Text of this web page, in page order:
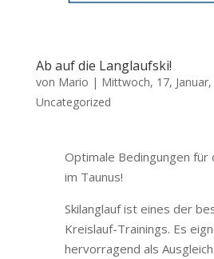
Ab auf die Langlaufski!
von Mario | Mittwoch, 17,
Uncategorized
Optimale Bedingungen für
im Taunus!
Skilanglauf ist eines der
Kreislauf-Trainings. Es
hervorragend als